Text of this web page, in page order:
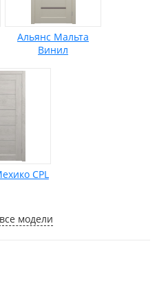
Альянс Мальта
Винил
CPL
модели